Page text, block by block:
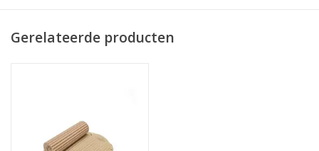
Gerelateerde producten